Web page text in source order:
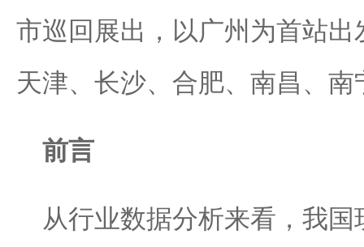
市巡回展出，以广州为首站
天津、长沙、合肥、南昌、
前言
从行业数据分析来看，我